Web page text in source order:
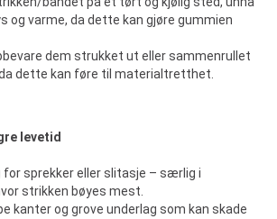
og varme, da dette kan gjøre gummien
dem strukket ut eller sammenrullet
dette kan føre til materialtretthet.
levetid
for sprekker eller slitasje – særlig i
strikken bøyes mest.
kanter og grove underlag som kan skade